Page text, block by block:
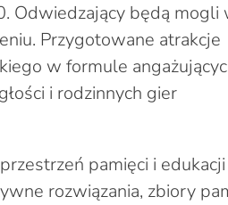
Odwiedzający będą mogli
Przygotowane atrakcje
w formule
i rodzinnych gier
pamięci i edukacji
rozwiązania, zbiory